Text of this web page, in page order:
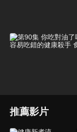
推薦影片